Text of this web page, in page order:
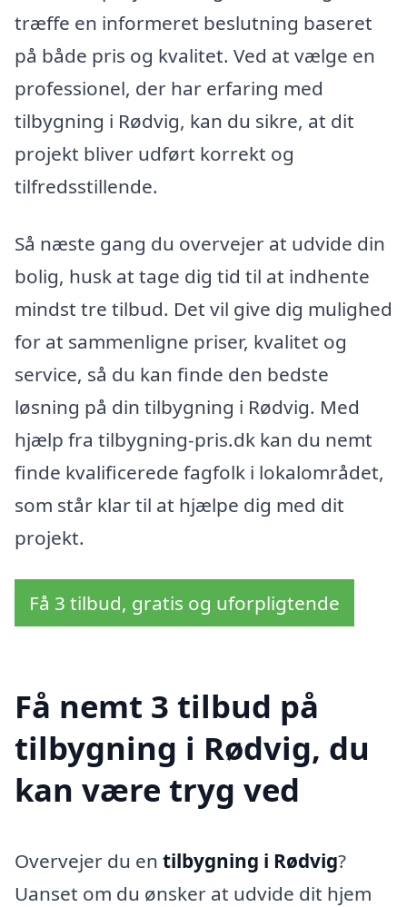
træffe en informeret beslutning baseret
på både pris og kvalitet. Ved at vælge en
professionel, der har erfaring med
tilbygning i Rødvig, kan du sikre, at dit
projekt bliver udført korrekt og
tilfredsstillende.
Så næste gang du overvejer at udvide din
bolig, husk at tage dig tid til at indhente
mindst tre tilbud. Det vil give dig mulighed
for at sammenligne priser, kvalitet og
service, så du kan finde den bedste
løsning på din tilbygning i Rødvig. Med
hjælp fra tilbygning-pris.dk kan du nemt
finde kvalificerede fagfolk i lokalområdet,
som står klar til at hjælpe dig med dit
projekt.
Få 3 tilbud, gratis og uforpligtende
Få nemt 3 tilbud på
tilbygning i Rødvig, du
kan være tryg ved
Overvejer du en tilbygning i Rødvig?
Uanset om du ønsker at udvide dit hjem